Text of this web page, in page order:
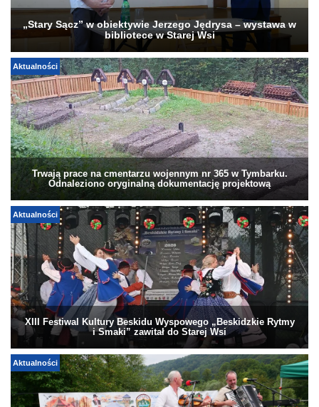
„Stary Sącz” w obiektywie Jerzego Jędrysa – wystawa w
bibliotece w Starej Wsi
Aktualności
Trwają prace na cmentarzu wojennym nr 365 w Tymbarku.
Odnaleziono oryginalną dokumentację projektową
Aktualności
XIII Festiwal Kultury Beskidu Wyspowego „Beskidzkie Rytmy
i Smaki” zawitał do Starej Wsi
Aktualności